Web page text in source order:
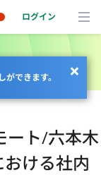
ログイン
できます。
ート/六本木
ける社内